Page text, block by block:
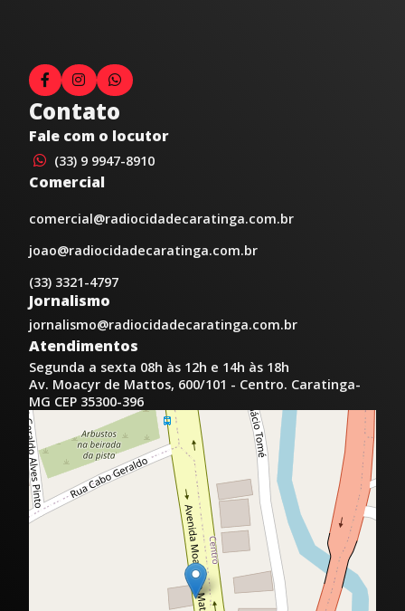
Contato
Fale com o locutor
(33) 9 9947-8910
Comercial
comercial@radiocidadecaratinga.com.br
joao@radiocidadecaratinga.com.br
(33) 3321-4797
Jornalismo
jornalismo@radiocidadecaratinga.com.br
Atendimentos
Segunda a sexta 08h às 12h e 14h às 18h
Av. Moacyr de Mattos, 600/101 - Centro. Caratinga-
MG CEP 35300-396